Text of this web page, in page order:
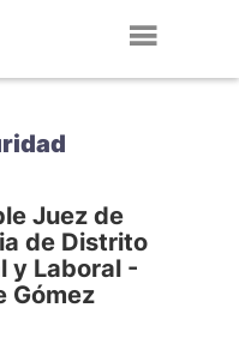
Juez de
de Distrito
y Laboral -
Gómez